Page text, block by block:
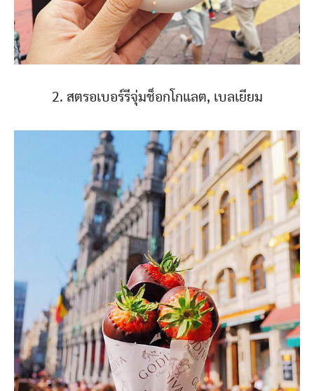
2. สตรอเบอร์รีจุ่มช็อกโกแลต, เบลเยียม